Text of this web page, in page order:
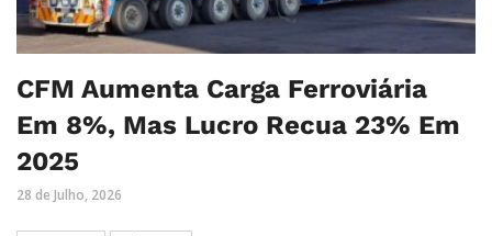
CFM Aumenta Carga Ferroviária
Em 8%, Mas Lucro Recua 23% Em
2025
28 de Julho, 2026